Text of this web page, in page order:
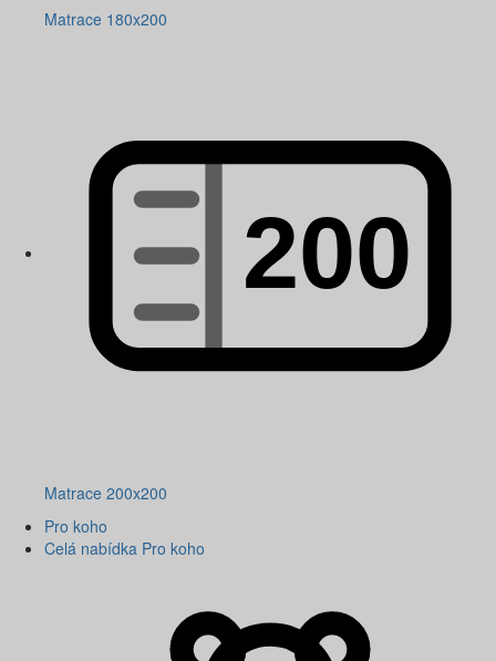
Matrace 180x200
Matrace 200x200
Pro koho
Celá nabídka Pro koho